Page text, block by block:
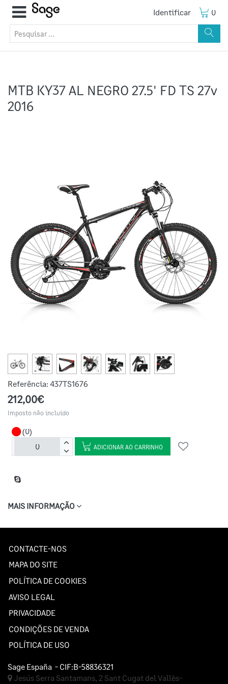
Identificar 0
MTB KY37 AL NEGRO 27.5' FD TS 27v
2016
Referência: 437TS1676
212,00€
Imposto não incluído
(0)
ADICIONAR AO CARRINHO
MAIS INFORMAÇÃO
CONTACTE-NOS
MAPA DO SITE
POLÍTICA DE COOKIES
AVISO LEGAL
PRIVACIDADE
CONDIÇÕES DE VENDA
POLÍTICA DE USO
Sage España - CIF:B-58836321
Jesús Serra Santamans, 2 Sant Cugat del Vallès-